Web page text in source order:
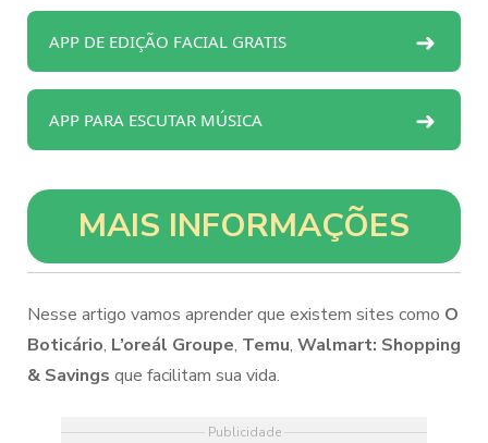
APP DE EDIÇÃO FACIAL GRATIS ➜
APP PARA ESCUTAR MÚSICA ➜
MAIS INFORMAÇÕES
Nesse artigo vamos aprender que existem sites como O
Boticário, L’oreál Groupe, Temu, Walmart: Shopping
& Savings que facilitam sua vida.
Publicidade